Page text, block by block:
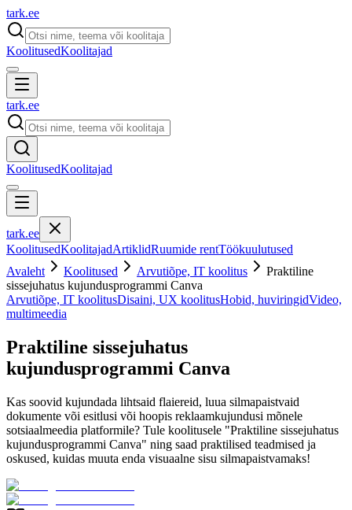
tark.ee
KoolitusedKoolitajad
tark.ee
KoolitusedKoolitajad
tark.ee
KoolitusedKoolitajadArtiklidRuumide rentTöökuulutused
Avaleht
Koolitused Arvutiõpe, IT koolitus
Praktiline
sissejuhatus kujundusprogrammi Canva
Arvutiõpe, IT koolitusDisaini, UX koolitusHobid, huviringidVideo,
multimeedia
Praktiline sissejuhatus
kujundusprogrammi Canva
Kas soovid kujundada lihtsaid flaiereid, luua silmapaistvaid
dokumente või esitlusi või hoopis reklaamkujundusi mõnele
sotsiaalmeedia platformile? Tule koolitusele "Praktiline sissejuhatus
kujundusprogrammi Canva" ning saad praktilised teadmised ja
oskused, kuidas muuta enda visuaalne sisu silmapaistvamaks!